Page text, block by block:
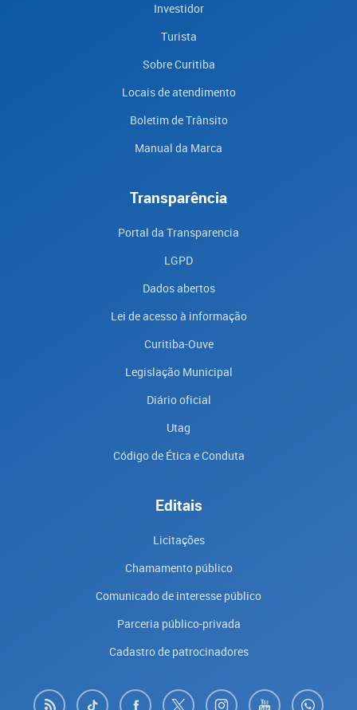
Investidor
Turista
Sobre Curitiba
Locais de atendimento
Boletim de Trânsito
Manual da Marca
Transparência
Portal da Transparencia
LGPD
Dados abertos
Lei de acesso à informação
Curitiba-Ouve
Legislação Municipal
Diário oficial
Utag
Código de Ética e Conduta
Editais
Licitações
Chamamento público
Comunicado de interesse público
Parceria público-privada
Cadastro de patrocinadores